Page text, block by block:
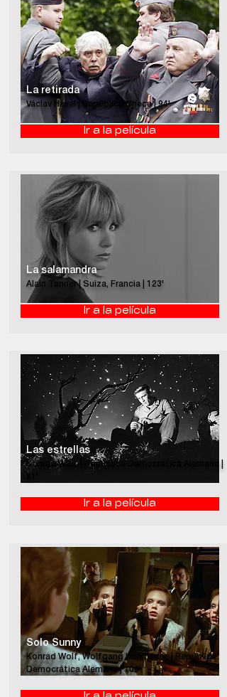
La retirada
Václav Havel | República Checa | 94'
Ir a la película
La salamandra
Alain Tanner | Suiza, Francia | 123'
Ir a la película
Las estrellas
Konrad Wolf | República Democrática Alemana |
Ir a la película
Solo Sunny
Konrad Wolf, Wolfgang Kohlhasse | República
Democrática Alemana | 100'